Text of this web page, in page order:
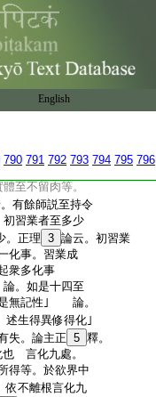
English
790 791 792 793 794 795 796
。述化主･化人語
亦容有別。述
至化如何語。
得發語。明願
化心引故亦
生意識亦名威
通果心中有是化
不同也。定非欲
心。不生欲界
語者。是通果
至不留肉等。
餘師説至持令
習業者至多少
。正理 3 論云。初習業
化事。習業成
衆多化事
。如是十四至
是無記性｣ 論。
述生得異修得化｣
。論主正 5 釋。
也 言化九處。
得等。於欲界中
依不離根言化九